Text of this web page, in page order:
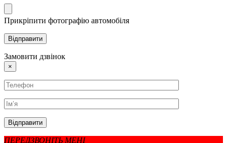
Прикріпити фотографію автомобіля
Замовити дзвінок
×
ПЕРЕДЗВОНІТЬ МЕНІ